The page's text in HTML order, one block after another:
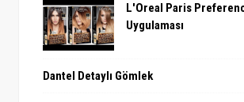
L'Oreal Paris
Uygulaması
Dantel Detaylı Gömlek